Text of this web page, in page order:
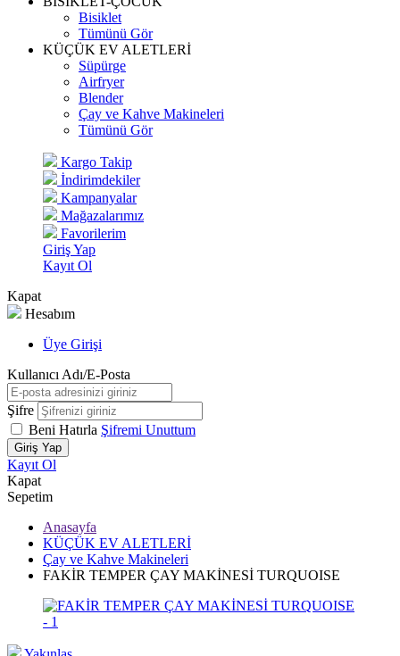
Bisiklet
Tümünü Gör
KÜÇÜK EV ALETLERİ
Süpürge
Airfryer
Blender
Çay ve Kahve Makineleri
Tümünü Gör
Kargo Takip
İndirimdekiler
Kampanyalar
Mağazalarımız
Favorilerim
Giriş Yap
Kayıt Ol
Kapat
Hesabım
Üye Girişi
Kullanıcı Adı/E-Posta
Şifre
Beni Hatırla Şifremi Unuttum
Giriş Yap
Kayıt Ol
Kapat
Sepetim
Anasayfa
KÜÇÜK EV ALETLERİ
Çay ve Kahve Makineleri
FAKİR TEMPER ÇAY MAKİNESİ TURQUOISE